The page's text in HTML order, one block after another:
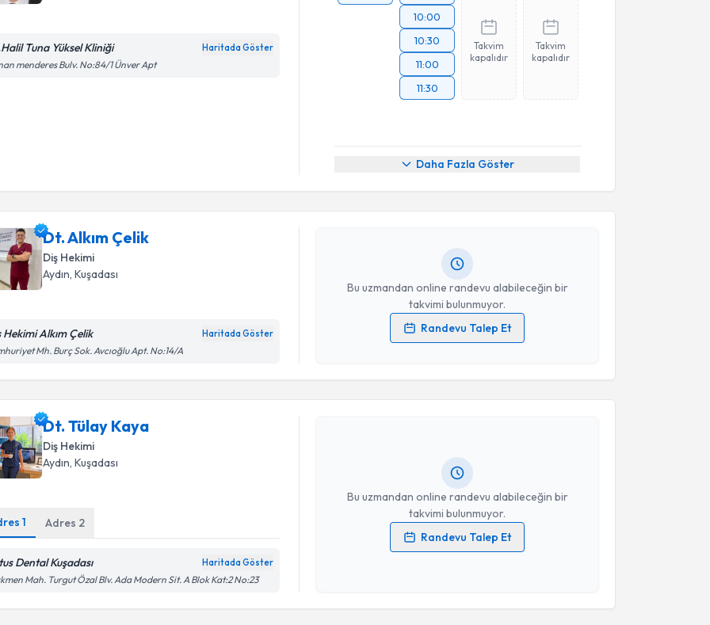
Tuna Yüksel Kliniği Haritada Göster
menderes Bulv. No:84/1 Ünver Apt
10:00
10:30
11:00
11:30
Takvim
kapalıdır
Takvim
kapalıdır
Daha Fazla Göster
Dt. Alkım Çelik
Diş Hekimi
Aydın, Kuşadası
Hekimi Alkım Çelik Haritada Göster
Mh. Burç Sok. Avcıoğlu Apt. No:14/A
Bu uzmandan online randevu alabileceğin bir
takvimi bulunmuyor.
Randevu Talep Et
Randevu Takvimi Talebi
Kişisel verilerimin işlenmesine ilişkinAydınlatma Metni
işlenmesini kabul ediyorum.
Dt. Tülay Kaya
Diş Hekimi
Aydın, Kuşadası
1 Adres 2
Dental Kuşadası Haritada Göster
Mah. Turgut Özal Blv. Ada Modern Sit. A Blok Kat:2 No:23
Bu uzmandan online randevu alabileceğin bir
takvimi bulunmuyor.
Randevu Talep Et
Randevu Takvimi Talebi
Kişisel verilerimin işlenmesine ilişkinAydınlatma Metni